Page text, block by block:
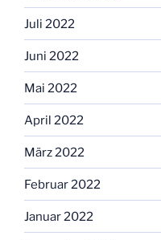
Juli 2022
Juni 2022
Mai 2022
April 2022
März 2022
Februar 2022
Januar 2022